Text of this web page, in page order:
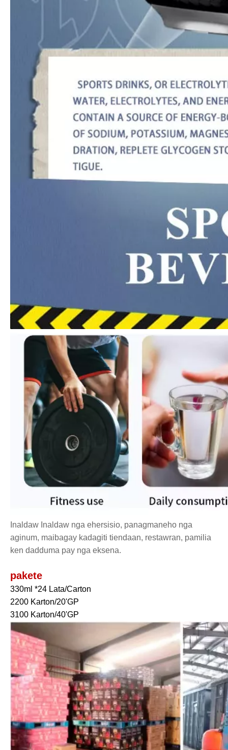
Inaldaw Inaldaw nga ehersisio, panagmaneho nga
aginum, maibagay kadagiti tiendaan, restawran, pamilia
ken dadduma pay nga eksena.
pakete
330ml *24 Lata/Carton
2200 Karton/20'GP
3100 Karton/40'GP